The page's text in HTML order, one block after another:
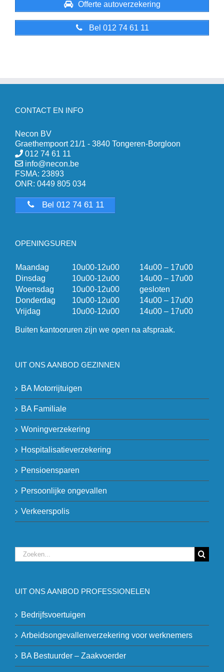
Offerte autoverzekering
Bel 012 74 61 11
CONTACT EN INFO
Necon BV
Graethempoort 21/1 - 3840 Tongeren-Borgloon
012 74 61 11
info@necon.be
FSMA: 23893
ONR: 0449 805 034
Bel 012 74 61 11
OPENINGSUREN
Maandag 10u00-12u00
14u00 – 17u00
Dinsdag
10u00-12u00
14u00 – 17u00
Woensdag
10u00-12u00
gesloten
Donderdag
10u00-12u00
14u00 – 17u00
Vrijdag
10u00-12u00 14u00 – 17u00
Buiten kantooruren zijn we open na afspraak.
UIT ONS AANBOD GEZINNEN
BA Motorrijtuigen
BA Familiale
Woningverzekering
Hospitalisatieverzekering
Pensioensparen
Persoonlijke ongevallen
Verkeerspolis
Zoeken
naar:
UIT ONS AANBOD PROFESSIONELEN
Bedrijfsvoertuigen
Arbeidsongevallenverzekering voor werknemers
BA Bestuurder – Zaakvoerder